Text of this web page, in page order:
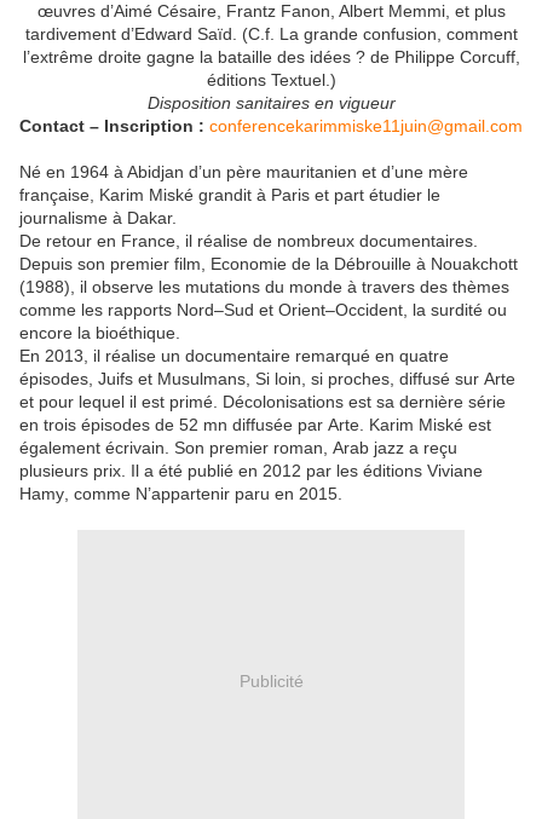
œuvres d’Aimé Césaire, Frantz Fanon, Albert Memmi, et plus
tardivement d’Edward Saïd. (C.f. La grande confusion, comment
l’extrême droite gagne la bataille des idées ? de Philippe Corcuff,
éditions Textuel.)
Disposition sanitaires en vigueur
Contact – Inscription : conferencekarimmiske11juin@gmail.com
Né en 1964 à Abidjan d’un père mauritanien et d’une mère
française Karim Miské grandit à Paris et part étudier le
journalisme à Dakar.
De retour en France, il réalise de nombreux documentaires.
Depuis son premier film,
Economie de la Débrouille à Nouakchott
(1988),
il observe les mutations du monde à travers des thèmes
comme les rapports Nord–Sud et Orient–Occident, la surdité ou
encore la bioéthique.
En 2013, il réalise un documentaire remarqué en quatre
épisodes, Juifs et Musulmans, Si loin, si proches, diffusé sur Arte
et pour lequel il est primé. Décolonisations est sa dernière série
en trois épisodes de 52 mn diffusée par Arte. Karim Miské est
également écrivain. Son premier roman, Arab jazz a reçu
plusieurs prix. Il a été publié en 2012 par les éditions Viviane
Hamy comme N’appartenir paru en 2015.
Publicité